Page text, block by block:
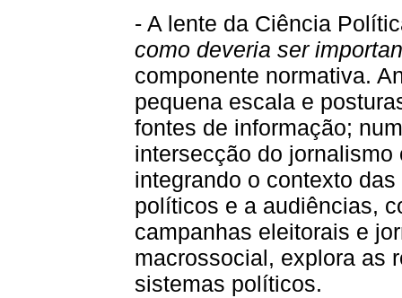
- A lente da Ciência
como deveria ser
componente normativa.
pequena escala e
fontes de informação;
intersecção do
integrando o contexto
políticos e a audiências,
campanhas eleitorais e
macrossocial, explora as
sistemas políticos.